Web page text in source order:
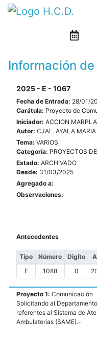
Información
2025 - E - 1067
Fecha de Entrada: 28/01/
Carátula: Proyecto de
Iniciador: ACCION
Autor: CJAL. AYALA MARIA
Tema: VARIOS
Categoría: PROYECTOS
Estado: ARCHIVADO
Desde: 31/03/2025
Agregado a:
Observaciones:
Antecedentes
Tipo Número Digito
E
1088 0
Proyecto 1: Comunicación
Solicitando al
referentes al Sistema de
Ambulatorias (SAME).-